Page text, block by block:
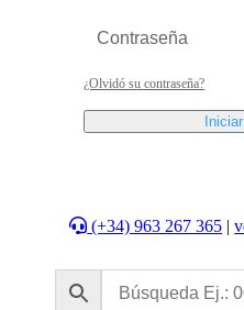
¿Olvidó su contraseña?
(+34) 963 267 365 |